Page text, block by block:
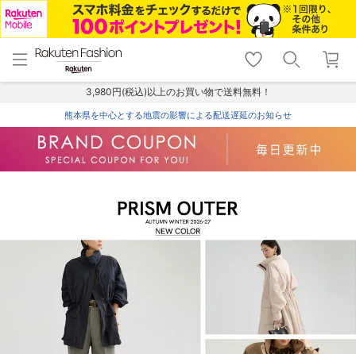
menu home
トップ
shopping_cart lock_outline
ログイン
3,980円(税込)以上のお買い物で送料無料！
熊本県を中心とする地震の影響による配送遅延のお知らせ